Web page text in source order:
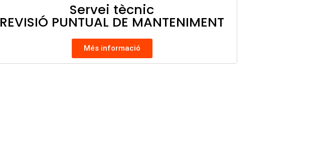
Servei tècnic
REVISIÓ PUNTUAL DE MANTENIMENT
Més informació